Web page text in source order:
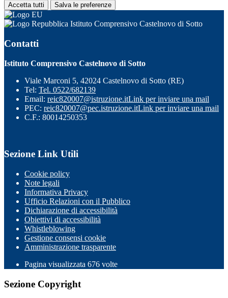
Accetta tutti Salva le preferenze
Istituto Comprensivo Castelnovo di Sotto
Contatti
Istituto Comprensivo Castelnovo di Sotto
Viale Marconi 5, 42024 Castelnovo di Sotto (RE)
Tel: Tel. 0522/682139
Email: reic820007@istruzione.itLink per inviare una mail
PEC: reic820007@pec.istruzione.itLink per inviare una mail
C.F.: 80014250353
Sezione Link Utili
Cookie policy
Note legali
Informativa Privacy
Ufficio Relazioni con il Pubblico
Dichiarazione di accessibilità
Obiettivi di accessibilità
Whistleblowing
Gestione consensi cookie
Amministrazione trasparente
Pagina visualizzata 676 volte
Sezione Copyright